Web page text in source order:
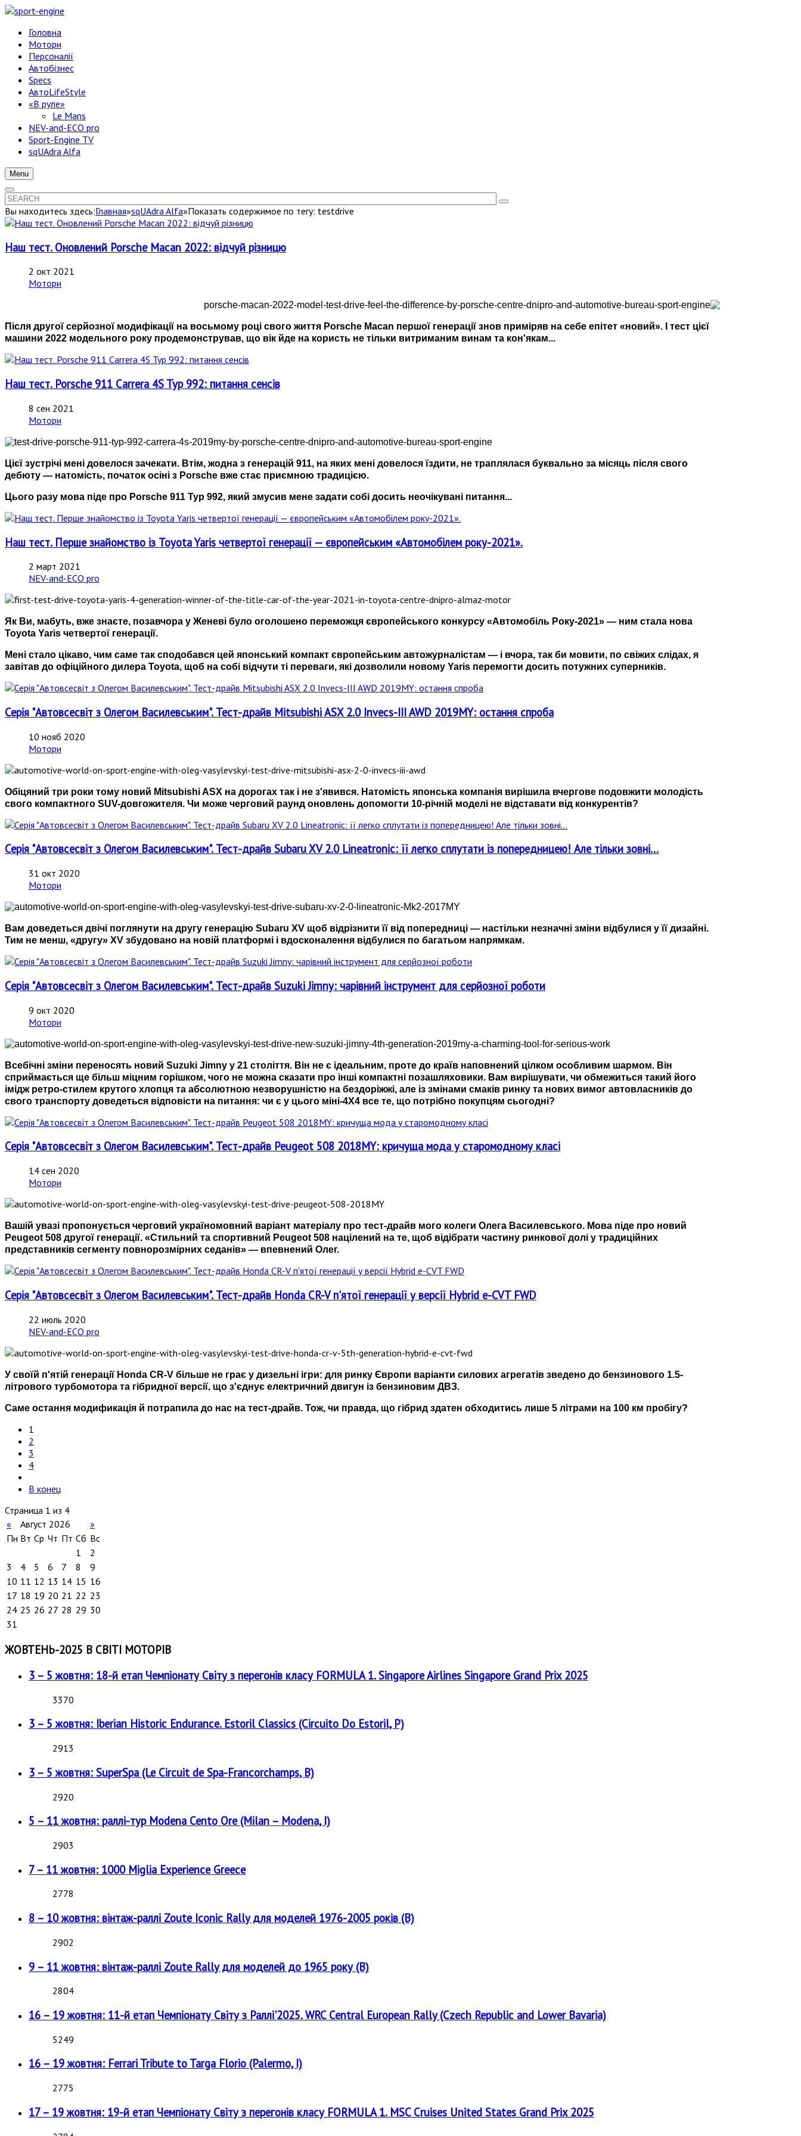
Головна
Мотори
Персоналії
Автобізнес
Specs
АвтоLifeStyle
«В руле»
Le Mans
NEV-and-ECO pro
Sport-Engine TV
sqUAdra Alfa
Menu
Вы находитесь здесь:Главная»sqUAdra Alfa»Показать содержимое по тегу: testdrive
Наш тест. Оновлений Porsche Macan 2022: відчуй різницю
2 окт 2021
Мотори
Після другої серйозної модифікації на восьмому році свого життя Porsche Macan першої генерації знов приміряв на себе епітет «новий». І тест цієї
машини 2022 модельного року продемонстрував, що вік йде на користь не тільки витриманим винам та кон'якам...
Наш тест. Porsche 911 Carrera 4S Typ 992: питання сенсів
8 сен 2021
Мотори
Цієї зустрічі мені довелося зачекати. Втім, жодна з генерацій 911, на яких мені довелося їздити, не траплялася буквально за місяць після свого
дебюту — натомість, початок осіні з Porsche вже стає приємною традицією.
Цього разу мова піде про Porsche 911 Typ 992, який змусив мене задати собі досить неочікувані питання...
Наш тест. Перше знайомство із Toyota Yaris четвертої генерації — європейським «Автомобілем року-2021».
2 март 2021
NEV-and-ECO pro
Як Ви, мабуть, вже знаєте, позавчора у Женеві було оголошено переможця європейського конкурсу «Автомобіль Року-2021» — ним стала нова
Toyota Yaris четвертої генерації.
Мені стало цікаво, чим саме так сподобався цей японський компакт європейським автожурналістам — і вчора, так би мовити, по свіжих слідах, я
завітав до офіційного дилера Toyota, щоб на собі відчути ті переваги, які дозволили новому Yaris перемогти досить потужних суперників.
Серія "Автовсесвіт з Олегом Василевським". Тест-драйв Mitsubishi ASX 2.0 Invecs-III AWD 2019MY: оcтання спроба
10 нояб 2020
Мотори
Обіцяний три роки тому новий Mitsubishi ASX на дорогах так і не з'явився. Натомість японська компанія вирішила вчергове подовжити молодість
свого компактного SUV-довгожителя. Чи може черговий раунд оновлень допомогти 10-річній моделі не відставати від конкурентів?
Серія "Автовсесвіт з Олегом Василевським". Тест-драйв Subaru XV 2.0 Lineatronic: її легко сплутати із попередницею! Але тільки зовні...
31 окт 2020
Мотори
Вам доведеться двічі поглянути на другу генерацію Subaru XV щоб відрізнити її від попередниці — настільки незначні зміни відбулися у її дизайні.
Тим не менш, «другу» XV збудовано на новій платформі і вдосконалення відбулися по багатьом напрямкам.
Серія "Автовсесвіт з Олегом Василевським". Тест-драйв Suzuki Jimny: чарівний інструмент для серйозної роботи
9 окт 2020
Мотори
Всебічні зміни переносять новий Suzuki Jimny у 21 століття. Він не є ідеальним, проте до країв наповнений цілком особливим шармом. Він
сприймається ще більш міцним горішком, чого не можна сказати про інші компактні позашляховики. Вам вирішувати, чи обмежиться такий його
імідж ретро-стилем крутого хлопця та абсолютною незворушністю на бездоріжжі, але із змінами смаків ринку та нових вимог автовласників до
свого транспорту доведеться відповісти на питання: чи є у цього міні-4Х4 все те, що потрібно покупцям сьогодні?
Серія "Автовсесвіт з Олегом Василевським". Тест-драйв Peugeot 508 2018MY: кричуща мода у старомодному класі
14 сен 2020
Мотори
Вашій увазі пропонується черговий україномовний варіант матеріалу про тест-драйв мого колеги Олега Василевського. Мова піде про новий
Peugeot 508 другої генерації. «Стильний та спортивний Peugeot 508 націлений на те, щоб відібрати частину ринкової долі у традиційних
представників сегменту повнорозмірних седанів» — впевнений Олег.
Серія "Автовсесвіт з Олегом Василевським". Тест-драйв Honda CR-V п'ятої генерації у версії Hybrid e-CVT FWD
22 июль 2020
NEV-and-ECO pro
У своїй п'ятій генерації Honda CR-V більше не грає у дизельні ігри: для ринку Європи варіанти силових агрегатів зведено до бензинового 1.5-
літрового турбомотора та гібридної версії, що з'єднує електричний двигун із бензиновим ДВЗ.
Саме остання модификація й потрапила до нас на тест-драйв. Тож, чи правда, що гібрид здатен обходитись лише 5 літрами на 100 км пробігу?
1
2
3
4
В конец
Страница 1 из 4
«
Август 2026
»
Пн Вт Ср Чт Пт Сб Вс
1
2
3
4 5 6 7 8
9
10 11 12 13 14 15 16
17 18 19 20 21 22 23
24 25 26 27 28 29 30
31
ЖОВТЕНЬ-2025 В СВІТІ МОТОРІВ
3 – 5 жовтня: 18-й етап Чемпіонату Світу з перегонів класу FORMULA 1. Singapore Airlines Singapore Grand Prix 2025
3370
3 – 5 жовтня: Iberian Historic Endurance. Estoril Classics (Circuito Do Estoril, P)
2913
3 – 5 жовтня: SuperSpa (Le Circuit de Spa-Francorchamps, B)
2920
5 – 11 жовтня: раллі-тур Modena Cento Ore (Milan – Modena, I)
2903
7 – 11 жовтня: 1000 Miglia Experience Greece
2778
8 – 10 жовтня: вінтаж-раллі Zoute Iconic Rally для моделей 1976-2005 років (B)
2902
9 – 11 жовтня: вінтаж-раллі Zoute Rally для моделей до 1965 року (B)
2804
16 – 19 жовтня: 11-й етап Чемпіонату Світу з Раллі'2025. WRC Central European Rally (Czech Republic and Lower Bavaria)
5249
16 – 19 жовтня: Ferrari Tribute to Targa Florio (Palermo, I)
2775
17 – 19 жовтня: 19-й етап Чемпіонату Світу з перегонів класу FORMULA 1. MSC Cruises United States Grand Prix 2025